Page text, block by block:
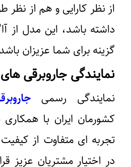
از نظر کارایی و هم از
داشته باشد، این مدل از
گزینه برای شما عزیزان
نمایندگی جاروبرقی
نمایندگی رسمی
کشورمان ایران با همکاری
تجربه‌ ای متفاوت از
در اختیار مشتریان عزیز